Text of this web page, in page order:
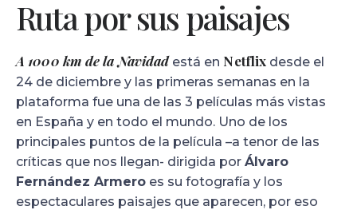
Ruta por sus paisajes
A 1000 km de la Navidad está en Netflix desde el
24 de diciembre y las primeras semanas en la
plataforma fue una de las 3 películas más vistas
en España y en todo el mundo. Uno de los
principales puntos de la película –a tenor de las
críticas que nos llegan- dirigida por Álvaro
Fernández Armero es su fotografía y los
espectaculares paisajes que aparecen, por eso